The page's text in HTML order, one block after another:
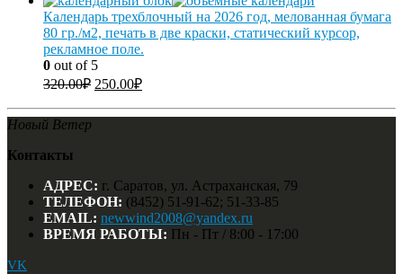
Календарь трехблочный на 2026 год, мелованная бумага
80 гр./м2, печать в две краски, статический курсор,
рекламное поле.
0 out of 5
320.00₽ 250.00₽
Новый Ветер
Контакты
АДРЕС: г. Саратов, ул. Астраханская, 79
ТЕЛЕФОН: (8452) 51-91-62; 51-33-85
EMAIL: newwind2008@yandex.ru
ВРЕМЯ РАБОТЫ: Пн - Пт / 8:00 - 17:00
VK